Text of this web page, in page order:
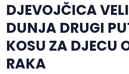
DJEVOJČICA
DUNJA DRUGI
KOSU ZA DJECU
RAKA